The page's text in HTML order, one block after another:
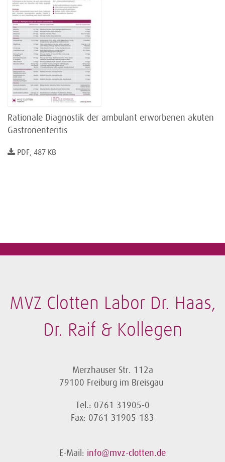
Rationale Diagnostik der ambulant erworbenen akuten
Gastronenteritis
PDF, 487 KB
MVZ Clotten Labor Dr. Haas,
Dr. Raif & Kollegen
Merzhauser Str. 112a
79100 Freiburg im Breisgau
Tel.: 0761 31905-0
Fax: 0761 31905-183
E-Mail: info@mvz-clotten.de